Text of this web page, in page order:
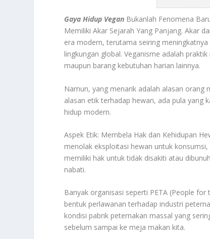
Gaya Hidup Vegan Bukanlah Fenomena
Memiliki Akar Sejarah Yang Panjang. Akar
era modern, terutama seiring
lingkungan global. Veganisme adalah
maupun barang kebutuhan harian lainnya.
Namun, yang menarik adalah alasan orang
alasan etik terhadap hewan, ada pula yang
hidup modern.
Aspek Etik: Membela Hak dan Kehidupan
menolak eksploitasi hewan untuk
memiliki hak untuk tidak disakiti atau
nabati.
Banyak organisasi seperti PETA (People
bentuk perlawanan terhadap industri
kondisi pabrik peternakan massal yang
sebelum sampai ke meja makan kita.